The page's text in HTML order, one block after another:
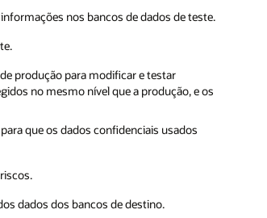
nos bancos de dados de teste.
produção para modificar e testar
no mesmo nível que a produção, e os
que os dados confidenciais usados
dados dos bancos de destino.